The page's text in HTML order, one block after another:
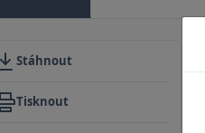
Stáhnout
Tisknout